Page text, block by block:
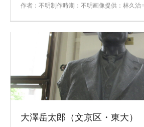
作者：不明制作時期：不明画像提供：林久
大澤岳太郎（文京区・東大）